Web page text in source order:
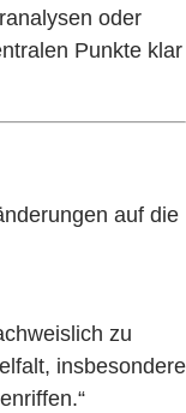
oder
Punkte klar
auf die
zu
insbesondere